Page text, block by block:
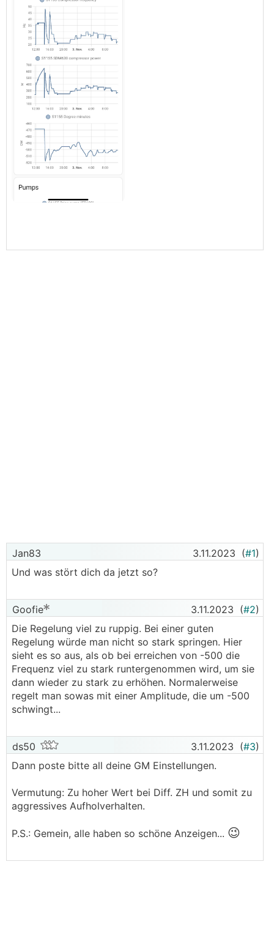
Jan83 3.11.2023 (#1)
Und was stört dich da jetzt so?
Goofie 3.11.2023 (#2)
Die Regelung viel zu ruppig. Bei einer guten
Regelung würde man nicht so stark springen. Hier
sieht es so aus, als ob bei erreichen von -500 die
Frequenz viel zu stark runtergenommen wird, um sie
dann wieder zu stark zu erhöhen. Normalerweise
regelt man sowas mit einer Amplitude, die um -500
schwingt...
ds50 3.11.2023 (#3)
Dann poste bitte all deine GM Einstellungen.
Vermutung: Zu hoher Wert bei Diff. ZH und somit zu
aggressives Aufholverhalten.
P.S.: Gemein, alle haben so schöne Anzeigen... 😉